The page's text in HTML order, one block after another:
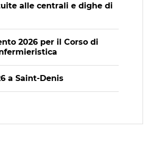
alle centrali e dighe di
2026 per il Corso di
a Saint-Denis